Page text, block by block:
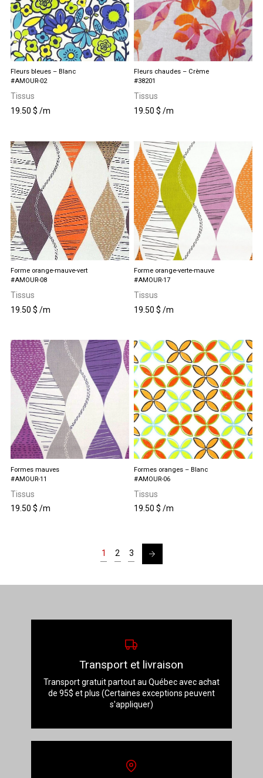
Fleurs bleues – Blanc
19.50 $ /m
#AMOUR-02
Tissus
Fleurs chaudes – Crème
19.50$ /m
#38201
Tissus
Forme orange-mauve-vert
19.50 $ /m
#AMOUR-08
Tissus
Forme orange-verte-mauve
19.50$ /m
#AMOUR-17
Tissus
Formes mauves
19.50 $ /m
#AMOUR-11
Tissus
Formes oranges – Blanc
19.50$ /m
#AMOUR-06
Tissus
1 2 3 →
Transport et livraison
Transport gratuit partout au Québec avec achat
de 95$ et plus (Certaines exceptions peuvent
s'appliquer)